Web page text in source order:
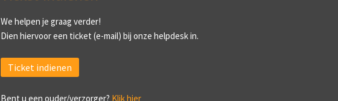
We helpen je graag verder!
Dien hiervoor een ticket (e-mail) bij onze helpdesk in.
Ticket indienen
Bent u een ouder/verzorger? Klik hier